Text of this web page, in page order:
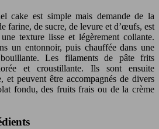
cake est simple mais demande de la
farine, de sucre, de levure et d’œufs, est
texture lisse et légèrement collante.
un entonnoir, puis chauffée dans une
Les filaments de pâte frits
et croustillante. Ils sont ensuite
et peuvent être accompagnés de divers
fondu, des fruits frais ou de la crème